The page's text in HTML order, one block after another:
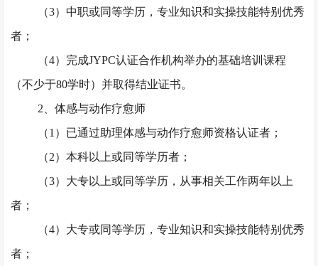
（3）中职或同等学历，专业知识和实操技能特别优秀
者；
（4）完成JYPC认证合作机构举办的基础培训课程
（不少于80学时）并取得结业证书。
2、体感与动作疗愈师
（1）已通过助理体感与动作疗愈师资格认证者；
（2）本科以上或同等学历者；
（3）大专以上或同等学历，从事相关工作两年以上
者；
（4）大专或同等学历，专业知识和实操技能特别优秀
者；